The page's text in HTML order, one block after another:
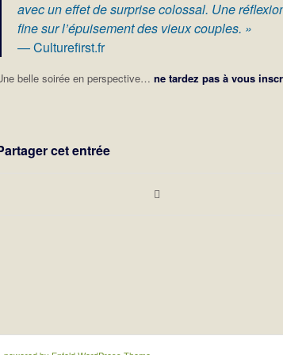
avec un effet de surprise colossal. Une
fine sur l’épuisement des vieux couples. »
— Culturefirst.fr
belle soirée en perspective…ne tardez pas à vous
cet entrée